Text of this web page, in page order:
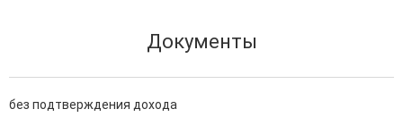
Документы
без подтверждения дохода